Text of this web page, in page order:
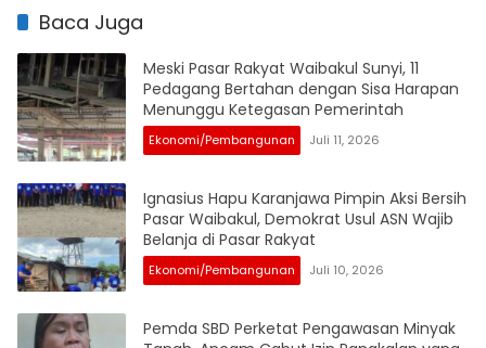
Baca Juga
Meski Pasar Rakyat Waibakul Sunyi, 11
Pedagang Bertahan dengan Sisa Harapan
Menunggu Ketegasan Pemerintah
Ekonomi/Pembangunan Juli 11, 2026
Ignasius Hapu Karanjawa Pimpin Aksi Bersih
Pasar Waibakul, Demokrat Usul ASN Wajib
Belanja di Pasar Rakyat
Ekonomi/Pembangunan Juli 10, 2026
Pemda SBD Perketat Pengawasan Minyak